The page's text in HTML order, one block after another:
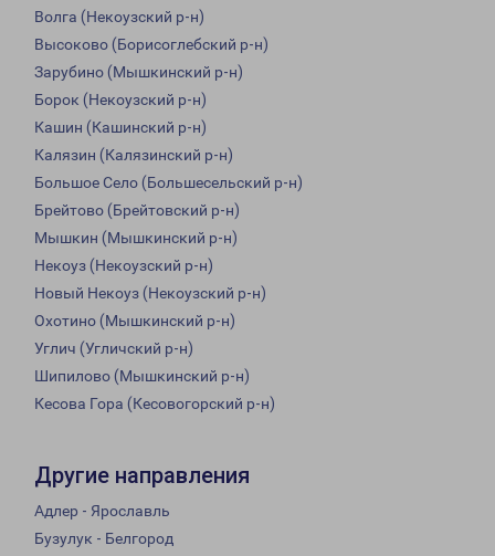
Волга (Некоузский р-н)
Высоково (Борисоглебский р-н)
Зарубино (Мышкинский р-н)
Борок (Некоузский р-н)
Кашин (Кашинский р-н)
Калязин (Калязинский р-н)
Большое Село (Большесельский р-н)
Брейтово (Брейтовский р-н)
Мышкин (Мышкинский р-н)
Некоуз (Некоузский р-н)
Новый Некоуз (Некоузский р-н)
Охотино (Мышкинский р-н)
Углич (Угличский р-н)
Шипилово (Мышкинский р-н)
Кесова Гора (Кесовогорский р-н)
Другие направления
Адлер - Ярославль
Бузулук - Белгород